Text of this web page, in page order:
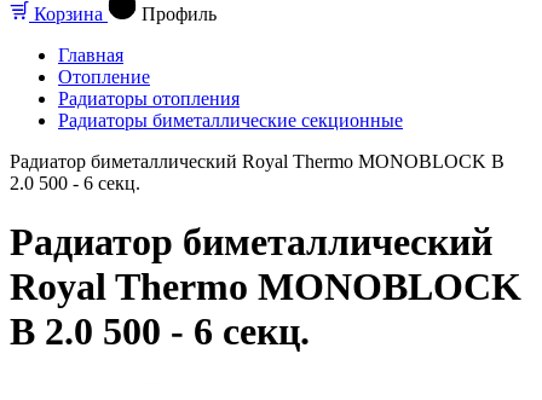
Корзина
Профиль
Главная
Отопление
Радиаторы отопления
Радиаторы биметаллические секционные
Радиатор биметаллический Royal Thermo MONOBLOCK B
2.0 500 - 6 секц.
Радиатор биметаллический
Royal Thermo MONOBLOCK
B 2.0 500 - 6 секц.